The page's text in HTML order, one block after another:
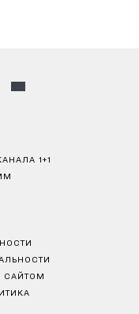
1+1
САЙТОМ